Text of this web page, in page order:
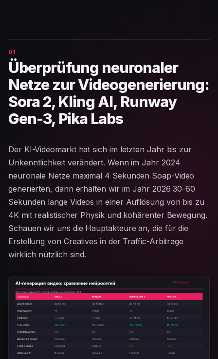
Überprüfung neuronaler
Netze zur Videogenerierung:
Sora 2, Kling AI, Runway
Gen-3, Pika Labs
Der KI-Videomarkt hat sich im letzten Jahr bis zur
Unkenntlichkeit verändert. Wenn im Jahr 2024
neuronale Netze maximal 4 Sekunden Soap-Video
generierten, dann erhalten wir im Jahr 2026 30-60
Sekunden lange Videos in einer Auflösung von bis zu
4K mit realistischer Physik und kohärenter Bewegung.
Schauen wir uns die Hauptakteure an, die für die
Erstellung von Creatives in der Traffic-Arbitrage
wirklich nützlich sind.